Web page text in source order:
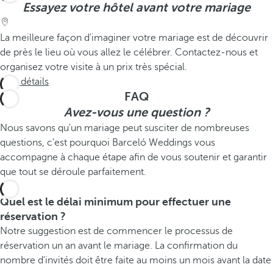
Essayez votre hôtel avant votre mariage
La meilleure façon d'imaginer votre mariage est de découvrir
de près le lieu où vous allez le célébrer. Contactez-nous et
organisez votre visite à un prix très spécial.
Voir détails
FAQ
Avez-vous une question ?
Nous savons qu'un mariage peut susciter de nombreuses
questions, c'est pourquoi Barceló Weddings vous
accompagne à chaque étape afin de vous soutenir et garantir
que tout se déroule parfaitement.
Quel est le délai minimum pour effectuer une
réservation ?
Notre suggestion est de commencer le processus de
réservation un an avant le mariage. La confirmation du
nombre d'invités doit être faite au moins un mois avant la date